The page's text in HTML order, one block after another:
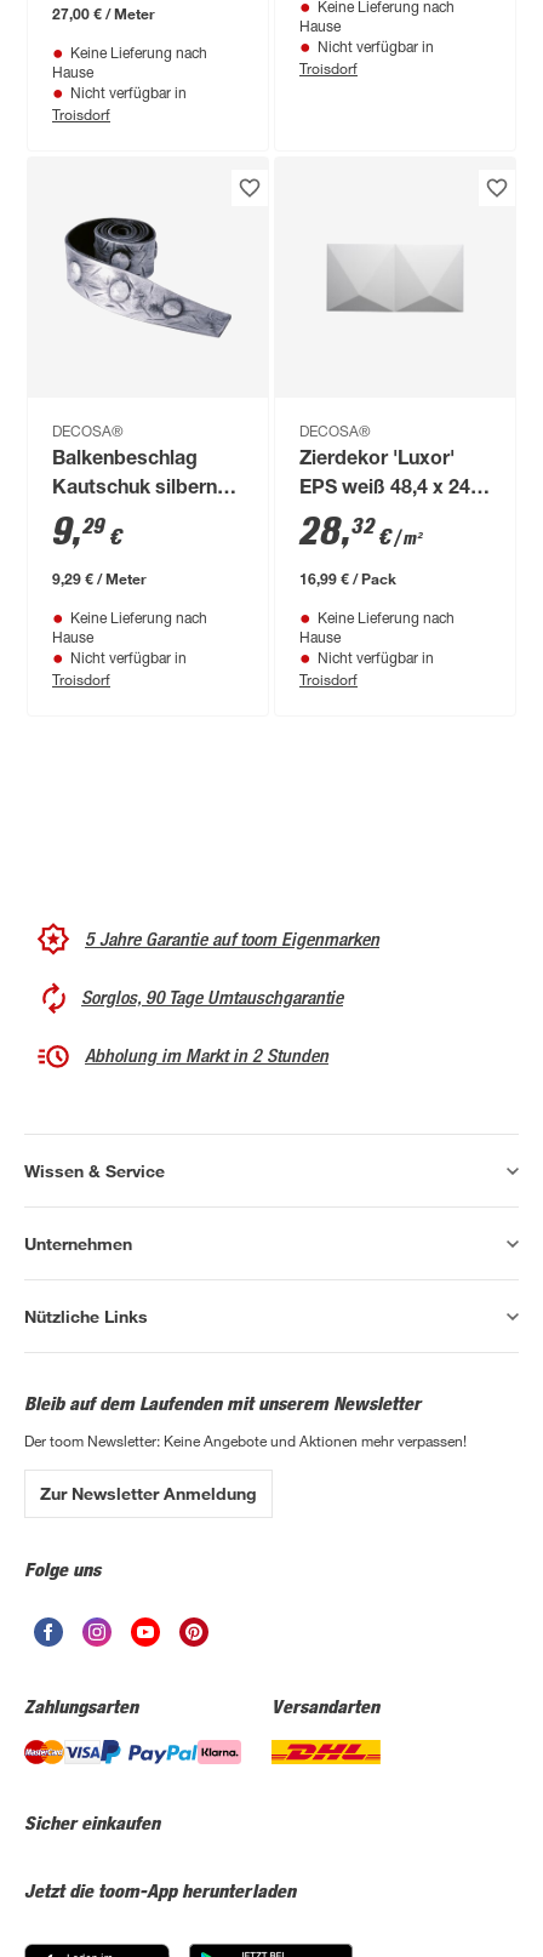
27,00 € / Meter
Keine Lieferung nach
Hause
Nicht verfügbar in
Troisdorf
Keine Lieferung nach
Hause
Nicht verfügbar in
Troisdorf
DECOSA®
Balkenbeschlag
Kautschuk silbern
100 x 4 x 0,2 cm
9,29 €
9,29 € / Meter
Keine Lieferung nach
Hause
Nicht verfügbar in
Troisdorf
DECOSA®
Zierdekor 'Luxor'
EPS weiß 48,4 x 24,2
x 0,1 cm
28,32€/ m²
16,99 € / Pack
Keine Lieferung nach
Hause
Nicht verfügbar in
Troisdorf
5 Jahre Garantie auf toom Eigenmarken
Sorglos, 90 Tage Umtauschgarantie
Abholung im Markt in 2 Stunden
Wissen & Service
Unternehmen
Nützliche Links
Bleib auf dem Laufenden mit unserem Newsletter
Der toom Newsletter: Keine Angebote und Aktionen mehr verpassen!
Zur Newsletter Anmeldung
Folge uns
Zahlungsarten Versandarten
Sicher einkaufen
Jetzt die toom-App herunterladen